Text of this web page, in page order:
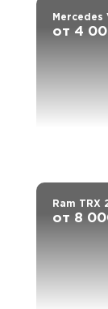
Mercedes
от 4
Ram TRX
от 8